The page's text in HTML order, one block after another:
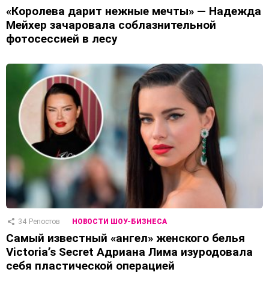
«Королева дарит нежные мечты» — Надежда
Мейхер зачаровала соблазнительной
фотосессией в лесу
34 Репостов НОВОСТИ ШОУ-БИЗНЕСА
Самый известный «ангел» женского белья
Victoria’s Secret Адриана Лима изуродовала
себя пластической операцией